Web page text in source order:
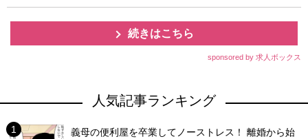
続きはこちら
sponsored by 求人ボックス
人気記事ランキング
義母の便利屋を卒業してノーストレス！ 離婚から始